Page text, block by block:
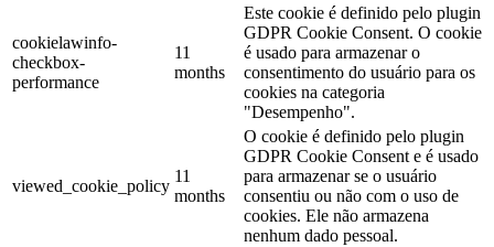
cookielawinfo-
checkbox-
performance
11
months
Este cookie é definido pelo plugin
GDPR Cookie Consent. O cookie
é usado para armazenar o
consentimento do usuário para os
cookies na categoria
"Desempenho".
viewed_cookie_policy
11
months
O cookie é definido pelo plugin
GDPR Cookie Consent e é usado
para armazenar se o usuário
consentiu ou não com o uso de
cookies. Ele não armazena
nenhum dado pessoal.